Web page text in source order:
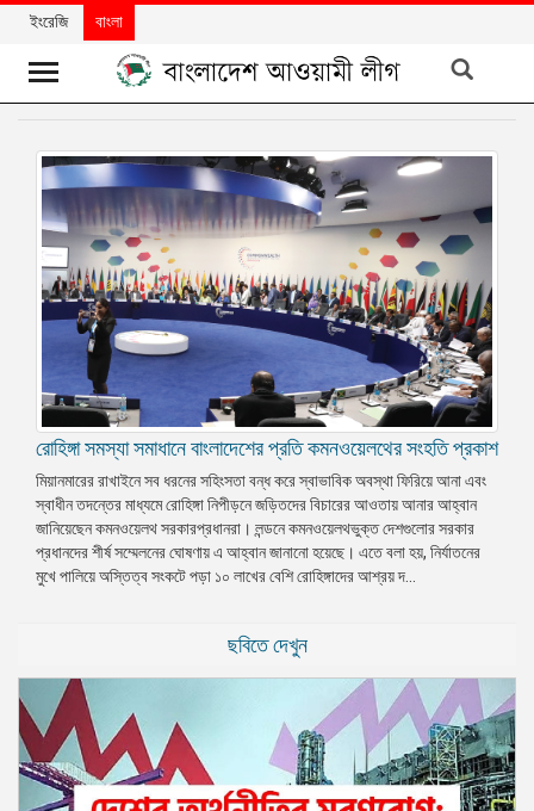
বিশেষ
নিবন্ধ
বিশেষ
মতামত
উন্নয়নের
বাংলাদেশ
নিউজলেটার
প্রেস
রিলিজ
গ্যালারি
বিএনপি-
জামায়াত
সহিংসতা
ইংরেজি বাংলা
রোহিঙ্গা সমস্যা সমাধানে বাংলাদেশের প্রতি কমনওয়েলথের সংহতি প্রকাশ
মিয়ানমারের রাখাইনে সব ধরনের সহিংসতা বন্ধ করে স্বাভাবিক অবস্থা ফিরিয়ে আনা এবং
স্বাধীন তদন্তের মাধ্যমে রোহিঙ্গা নিপীড়নে জড়িতদের বিচারের আওতায় আনার আহ্বান
জানিয়েছেন কমনওয়েলথ সরকারপ্রধানরা। লন্ডনে কমনওয়েলথভুক্ত দেশগুলোর সরকার
প্রধানদের শীর্ষ সম্মেলনের ঘোষণায় এ আহ্বান জানানো হয়েছে। এতে বলা হয়, নির্যাতনের
মুখে পালিয়ে অস্তিত্ব সংকটে পড়া ১০ লাখের বেশি রোহিঙ্গাদের আশ্রয় দ...
ছবিতে দেখুন